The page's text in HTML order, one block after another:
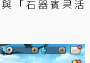
「石器賓果活